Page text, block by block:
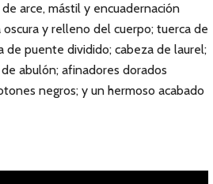
arce, mástil y encuadernación
y relleno del cuerpo; tuerca de
de puente dividido; cabeza de laurel;
abulón; afinadores dorados
negros; y un hermoso acabado